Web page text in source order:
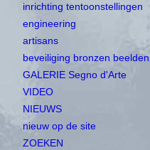
inrichting tentoonstellingen
engineering
artisans
beveiliging bronzen beelden
GALERIE Segno d'Arte
VIDEO
NIEUWS
nieuw op de site
ZOEKEN